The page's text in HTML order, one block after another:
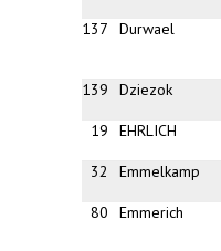
137 Durwael
139 Dziezok
19 EHRLICH
32 Emmelkamp
80 Emmerich